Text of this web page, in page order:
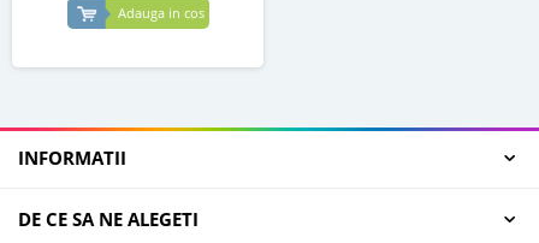
Adauga in cos
INFORMATII
DE CE SA NE ALEGETI